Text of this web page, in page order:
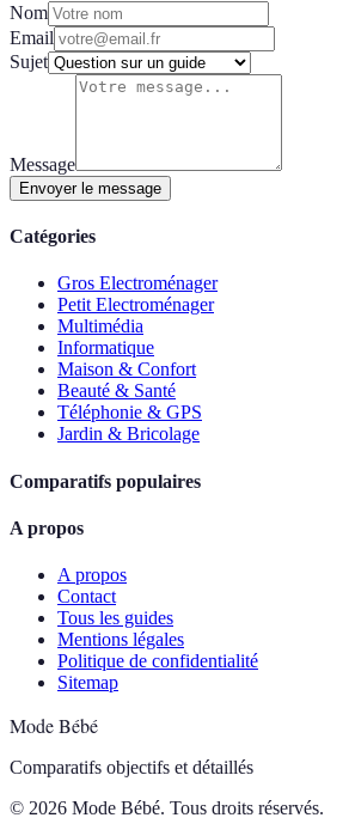
Nom
Email
Sujet
Message
Envoyer le message
Catégories
Gros Electroménager
Petit Electroménager
Multimédia
Informatique
Maison & Confort
Beauté & Santé
Téléphonie & GPS
Jardin & Bricolage
Comparatifs populaires
A propos
A propos
Contact
Tous les guides
Mentions légales
Politique de confidentialité
Sitemap
Mode Bébé
Comparatifs objectifs et détaillés
© 2026 Mode Bébé. Tous droits réservés.